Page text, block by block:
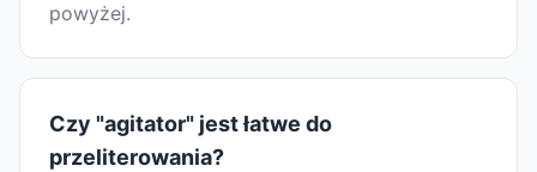
powyżej.
Czy "agitator" jest łatwe do
przeliterowania?